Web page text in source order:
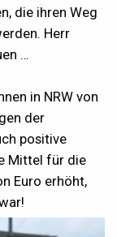
die ihren Weg
Herr
…
in NRW von
der
positive
Mittel für die
Euro erhöht,